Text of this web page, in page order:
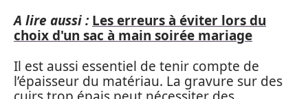
A lire aussi : Les erreurs à éviter lors du
choix d'un sac à main soirée mariage
Il est aussi essentiel de tenir compte de
l’épaisseur du matériau. La gravure sur des